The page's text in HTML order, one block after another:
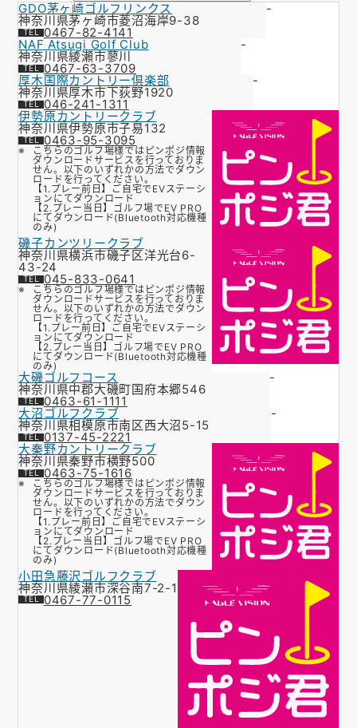
お知らせ
会社概要
お問い合わせ
ゴルフ場の方へ
公式オンラインショップ
GDO茅ヶ崎ゴルフリンクス
神奈川県茅ヶ崎市菱沼海岸9-38
0467-82-4141
-
NAF Atsugi Golf Club
神奈川県綾瀬市蓼川
0467-63-3709
-
厚木国際カントリー倶楽部
神奈川県厚木市下荻野1920
046-241-1311
-
伊勢原カントリークラブ
神奈川県伊勢原市子易132
0463-95-3095
こちらのゴルフ場様ではピンポジ情報
ダウンロードサービスを行っておりま
せん。以下のいずれかの方法でダウン
ロードを行ってください。
【1.プレー前日】ご自宅でEVステーシ
ョンにてダウンロード
【2.プレー当日】ゴルフ場でEV PRO
にてダウンロード(Bluetooth対応機種
のみ)
磯子カンツリークラブ
神奈川県横浜市磯子区洋光台6-
43-24
045-833-0641
こちらのゴルフ場様ではピンポジ情報
ダウンロードサービスを行っておりま
せん。以下のいずれかの方法でダウン
ロードを行ってください。
【1.プレー前日】ご自宅でEVステーシ
ョンにてダウンロード
【2.プレー当日】ゴルフ場でEV PRO
にてダウンロード(Bluetooth対応機種
のみ)
大磯ゴルフコース
神奈川県中郡大磯町国府本郷546
0463-61-1111
-
大沼ゴルフクラブ
神奈川県相模原市南区西大沼5-15
0137-45-2221
-
大秦野カントリークラブ
神奈川県秦野市横野500
0463-75-1616
こちらのゴルフ場様ではピンポジ情報
ダウンロードサービスを行っておりま
せん。以下のいずれかの方法でダウン
ロードを行ってください。
【1.プレー前日】ご自宅でEVステーシ
ョンにてダウンロード
【2.プレー当日】ゴルフ場でEV PRO
にてダウンロード(Bluetooth対応機種
のみ)
小田急藤沢ゴルフクラブ
神奈川県綾瀬市深谷南7-2-1
0467-77-0115